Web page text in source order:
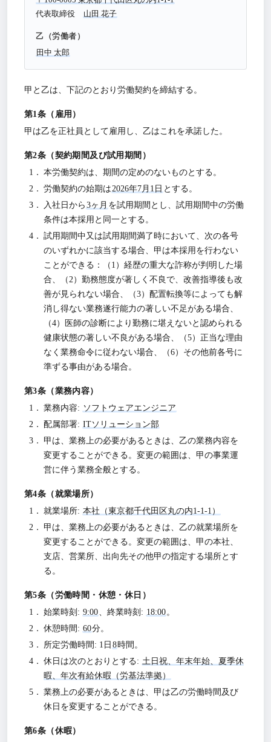
代表取締役
山田 花子
乙（労働者）
田中 太郎
甲と乙は、下記のとおり労働契約を締結する。
雇用
甲は乙を正社員として雇用し、乙はこれを承諾した。
契約期間及び試用期間
本労働契約は、期間の定めのないものとする。
労働契約の始期は2026年7月1日 とする。
入社日から 3ヶ月 を試用期間とし、試用期間中の労働
条件は本採用と同一とする。
試用期間中又は試用期間満了時において、次の各号
のいずれかに該当する場合、甲は本採用を行わない
ことができる：（1）経歴の重大な詐称が判明した場
合、（2）勤務態度が著しく不良で、改善指導後も改
善が見られない場合、（3）配置転換等によっても解
消し得ない業務遂行能力の著しい不足がある場合、
（4）医師の診断により勤務に堪えないと認められる
健康状態の著しい不良がある場合、（5）正当な理由
なく業務命令に従わない場合、（6）その他前各号に
準ずる事由がある場合。
業務内容
業務内容: ソフトウェアエンジニア
配属部署: ITソリューション部
甲は、業務上の必要があるときは、乙の業務内容を
変更することができる。変更の範囲は、甲の事業運
営に伴う業務全般とする。
就業場所
就業場所: 本社（東京都千代田区丸の内1-1-1）
甲は、業務上の必要があるときは、乙の就業場所を
変更することができる。変更の範囲は、甲の本社、
支店、営業所、出向先その他甲の指定する場所とす
る。
労働時間・休憩・休日
始業時刻: 9:00、終業時刻: 18:00。
休憩時間: 60分。
所定労働時間: 1日 8時間。
休日は次のとおりとする: 土日祝、年末年始、夏季休
暇、年次有給休暇（労基法準拠）
業務上の必要があるときは、甲は乙の労働時間及び
休日を変更することができる。
休暇